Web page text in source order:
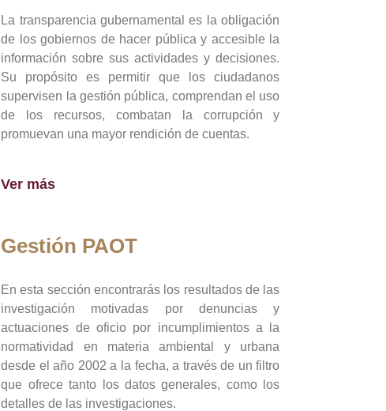
La transparencia gubernamental es la obligación
de los gobiernos de hacer pública y accesible la
información sobre sus actividades y decisiones.
Su propósito es permitir que los ciudadanos
supervisen la gestión pública, comprendan el uso
de los recursos, combatan la corrupción y
promuevan una mayor rendición de cuentas.
Ver más
Gestión PAOT
En esta sección encontrarás los resultados de las
investigación motivadas por denuncias y
actuaciones de oficio por incumplimientos a la
normatividad en materia ambiental y urbana
desde el año 2002 a la fecha, a través de un filtro
que ofrece tanto los datos generales, como los
detalles de las investigaciones.